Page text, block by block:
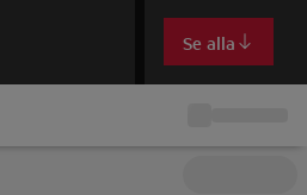
Se alla